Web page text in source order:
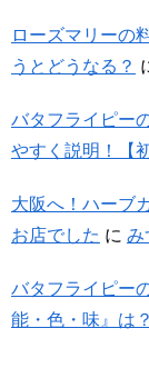
ローズマリーの
うとどうなる？
バタフライピー
やすく説明！【
大阪へ！ハーブ
お店でした に み
バタフライピー
能・色・味』は？